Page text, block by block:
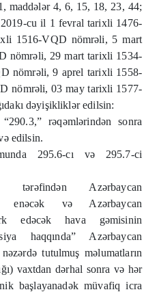
maddələr 4, 6, 15, 18, 23, 44;
2019-cu il 1 fevral tarixli 1476-
1516-VQD nömrəli, 5 mart
nömrəli, 29 mart tarixli 1534-
nömrəli, 9 aprel tarixli 1558-
nömrəli, 03 may tarixli 1577-
dəyişikliklər edilsin:
rəqəmlərindən sonra
edilsin.
295.6-cı və 295.7-ci
tərəfindən Azərbaycan
enəcək və Azərbaycan
edəcək hava gəmisinin
haqqında” Azərbaycan
tutulmuş məlumatların
vaxtdan dərhal sonra və hər
başlayanadək müvafiq icra